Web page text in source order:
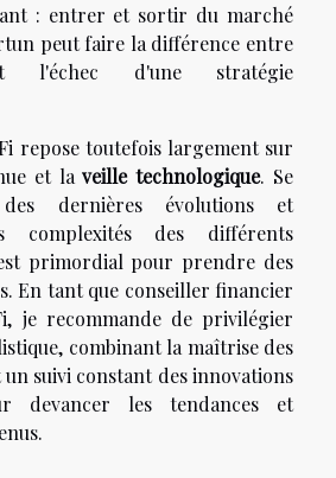
: entrer et sortir du marché
peut faire la différence entre
l'échec d'une stratégie
repose toutefois largement sur
et laveille technologique. Se
dernières évolutions et
complexités des différents
primordial pour prendre des
En tant que conseiller financier
je recommande de privilégier
combinant la maîtrise des
suivi constant des innovations
devancer les tendances et